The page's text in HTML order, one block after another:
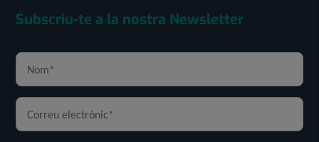
Subscriu-te a la nostra Newsletter